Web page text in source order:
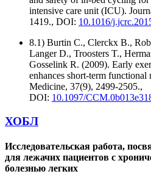
intensive care unit (ICU).
1419., DOI: 10.1016/
8.1) Burtin C., Clerckx B.,
Langer D., Troosters T.,
Gosselink R. (2009). Early
enhances short-term
Medicine, 37(9), 2499-2505.,
DOI: 10.1097/
ХОБЛ
Исследовательская работа,
для лежачих пациентов с
болезнью легких